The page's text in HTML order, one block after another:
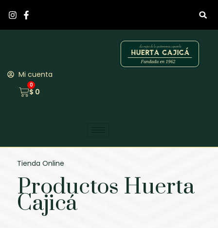
contenido
Mi cuenta
$ 0
0
Carrito
Tienda Online
Productos Huerta
Cajicá